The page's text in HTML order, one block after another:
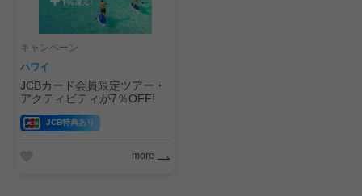
キャンペーン
ハワイ
JCBカード会員限定ツアー・
アクティビティが7％OFF!
JCB特典あり
more